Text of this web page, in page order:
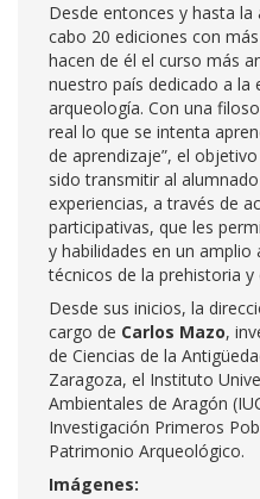
Desde entonces y hasta
cabo 20 ediciones con
hacen de él el curso más
nuestro país dedicado a la
arqueología. Con una
real lo que se intenta
de aprendizaje”, el
sido transmitir al
experiencias, a través de
participativas, que les
y habilidades en un amplio
técnicos de la prehistoria
Desde sus inicios, la
cargo de Carlos Mazo,
de Ciencias de la
Zaragoza, el Instituto
Ambientales de Aragón
Investigación Primeros
Patrimonio Arqueológico.
Imágenes: